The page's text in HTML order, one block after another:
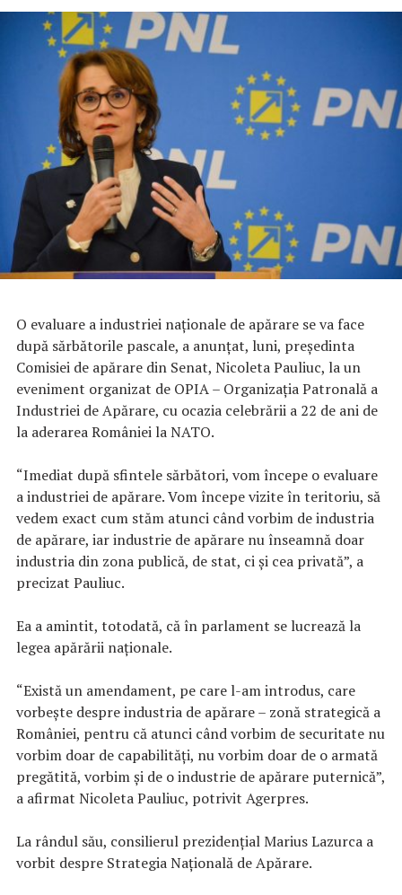
O evaluare a industriei naţionale de apărare se va face
după sărbătorile pascale, a anunţat, luni, preşedinta
Comisiei de apărare din Senat, Nicoleta Pauliuc, la un
eveniment organizat de OPIA – Organizaţia Patronală a
Industriei de Apărare, cu ocazia celebrării a 22 de ani de
la aderarea României la NATO.
“Imediat după sfintele sărbători, vom începe o evaluare
a industriei de apărare. Vom începe vizite în teritoriu, să
vedem exact cum stăm atunci când vorbim de industria
de apărare, iar industrie de apărare nu înseamnă doar
industria din zona publică, de stat, ci şi cea privată”, a
precizat Pauliuc.
Ea a amintit, totodată, că în parlament se lucrează la
legea apărării naţionale.
“Există un amendament, pe care l-am introdus, care
vorbeşte despre industria de apărare – zonă strategică a
României, pentru că atunci când vorbim de securitate nu
vorbim doar de capabilităţi, nu vorbim doar de o armată
pregătită, vorbim şi de o industrie de apărare puternică”,
a afirmat Nicoleta Pauliuc, potrivit Agerpres.
La rândul său, consilierul prezidenţial Marius Lazurca a
vorbit despre Strategia Naţională de Apărare.